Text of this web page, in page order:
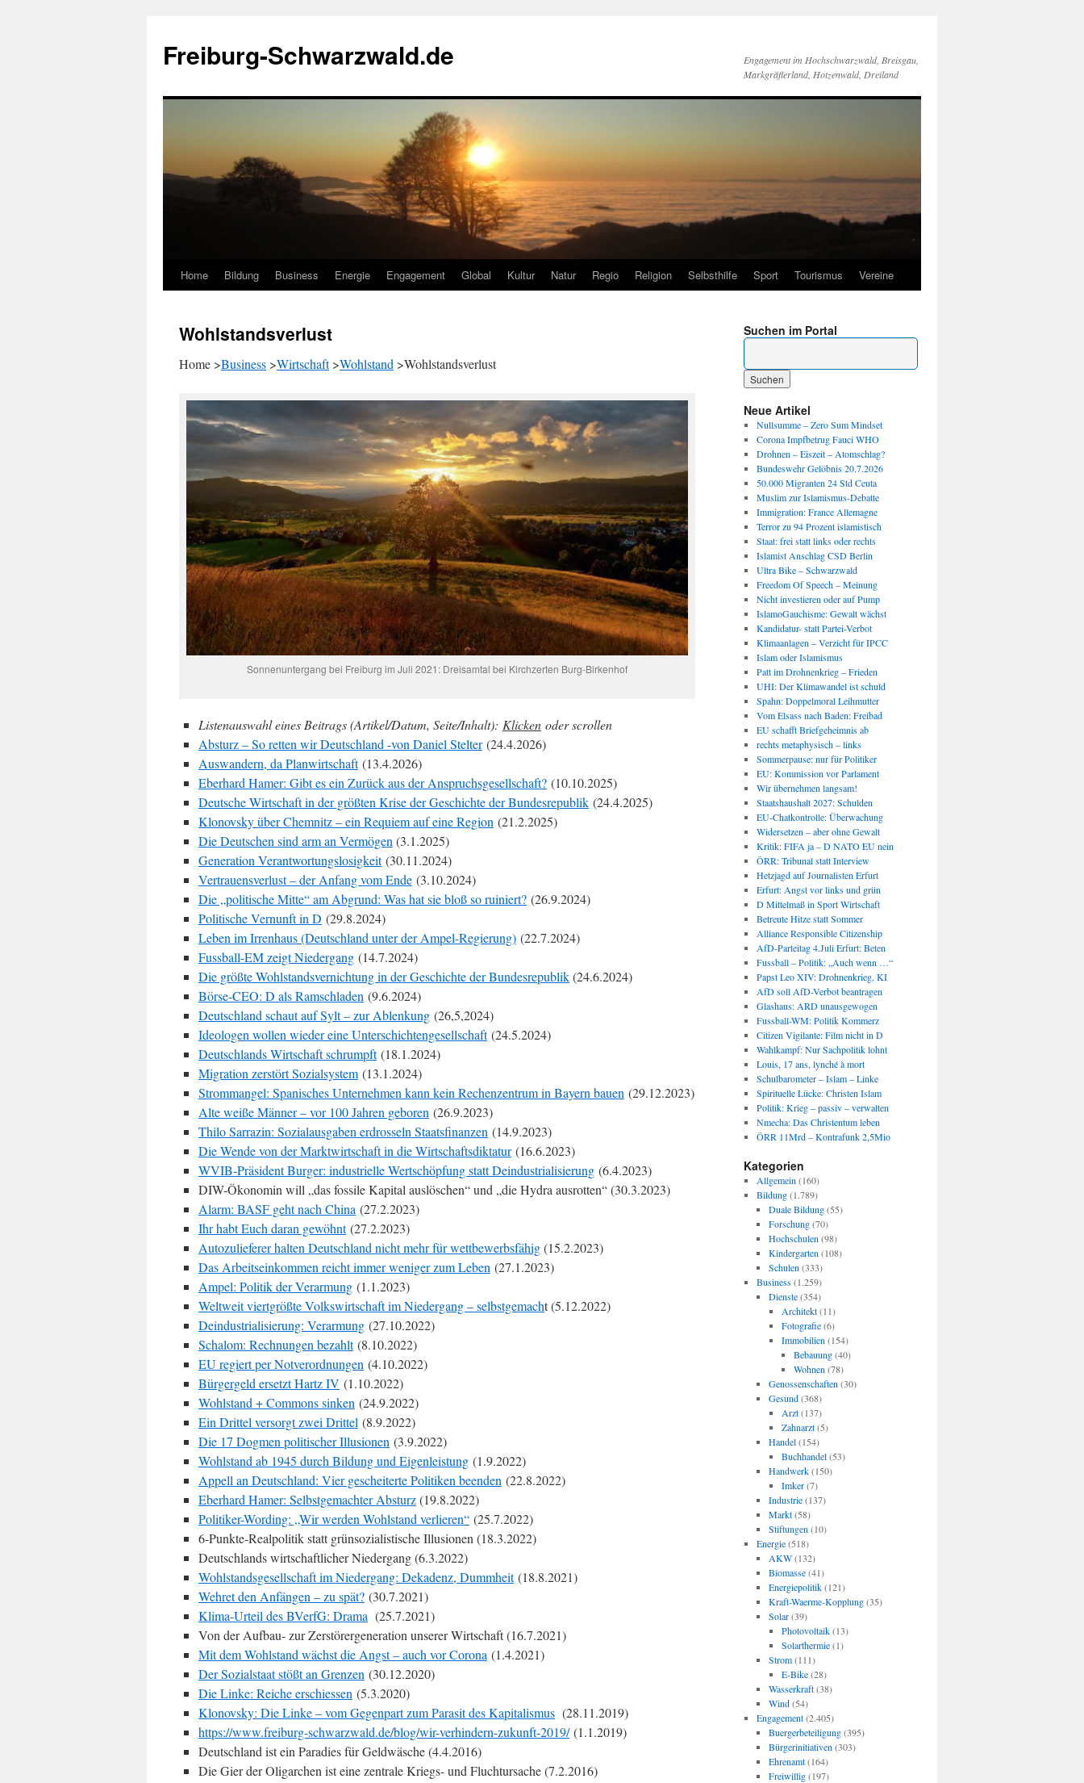
springen
Freiburg-Schwarzwald.de
Engagement im Hochschwarzwald, Breisgau,
Markgräflerland, Hotzenwald, Dreiland
Home Bildung Business Energie Engagement Global Kultur Natur Regio Religion Selbsthilfe Sport Tourismus Vereine
Wohlstandsverlust
Home >Business >Wirtschaft>Wohlstand >Wohlstandsverlust
Sonnenuntergang bei Freiburg im Juli 2021: Dreisamtal bei Kirchzerten Burg-Birkenhof
Listenauswahl eines Beitrags (Artikel/Datum, Seite/Inhalt): Klicken oder scrollen
Absturz – So retten wir Deutschland -von Daniel Stelter(24.4.2026)
Auswandern, da Planwirtschaft(13.4.2026)
Eberhard Hamer: Gibt es ein Zurück aus der Anspruchsgesellschaft? (10.10.2025)
Deutsche Wirtschaft in der größten Krise der Geschichte der Bundesrepublik (24.4.2025)
Klonovsky über Chemnitz – ein Requiem auf eine Region (21.2.2025)
Die Deutschen sind arm an Vermögen(3.1.2025)
Generation Verantwortungslosigkeit(30.11.2024)
Vertrauensverlust – der Anfang vom Ende (3.10.2024)
Die „politische Mitte“ am Abgrund: Was hat sie bloß so ruiniert? (26.9.2024)
Politische Vernunft in D (29.8.2024)
Leben im Irrenhaus (Deutschland unter der Ampel-Regierung) (22.7.2024)
Fussball-EM zeigt Niedergang (14.7.2024)
Die größte Wohlstandsvernichtung in der Geschichte der Bundesrepublik(24.6.2024)
Börse-CEO: D als Ramschladen (9.6.2024)
Deutschland schaut auf Sylt – zur Ablenkung (26,5,2024)
Ideologen wollen wieder eine Unterschichtengesellschaft(24.5.2024)
Deutschlands Wirtschaft schrumpft(18.1.2024)
Migration zerstört Sozialsystem(13.1.2024)
Strommangel: Spanisches Unternehmen kann kein Rechenzentrum in Bayern bauen (29.12.2023)
Alte weiße Männer – vor 100 Jahren geboren (26.9.2023)
Thilo Sarrazin: Sozialausgaben erdrosseln Staatsfinanzen (14.9.2023)
Die Wende von der Marktwirtschaft in die Wirtschaftsdiktatur(16.6.2023)
WVIB-Präsident Burger: industrielle Wertschöpfung statt Deindustrialisierung (6.4.2023)
DIW-Ökonomin will „das fossile Kapital auslöschen“ und „die Hydra ausrotten“ (30.3.2023)
Alarm: BASF geht nach China (27.2.2023)
Ihr habt Euch daran gewöhnt(27.2.2023)
Autozulieferer halten Deutschland nicht mehr für wettbewerbsfähig(15.2.2023)
Das Arbeitseinkommen reicht immer weniger zum Leben (27.1.2023)
Ampel: Politik der Verarmung (1.1.2023)
Weltweit viertgrößte Volkswirtschaft im Niedergang – selbstgemacht (5.12.2022)
Deindustrialisierung: Verarmung (27.10.2022)
Schalom: Rechnungen bezahlt(8.10.2022)
EU regiert per Notverordnungen (4.10.2022)
Bürgergeld ersetzt Hartz IV (1.10.2022)
Wohlstand + Commons sinken (24.9.2022)
Ein Drittel versorgt zwei Drittel (8.9.2022)
Die 17 Dogmen politischer Illusionen (3.9.2022)
Wohlstand ab 1945 durch Bildung und Eigenleistung (1.9.2022)
Appell an Deutschland: Vier gescheiterte Politiken beenden (22.8.2022)
Eberhard Hamer: Selbstgemachter Absturz(19.8.2022)
Politiker-Wording: „Wir werden Wohlstand verlieren“ (25.7.2022)
6-Punkte-Realpolitik statt grünsozialistische Illusionen (18.3.2022)
Deutschlands wirtschaftlicher Niedergang (6.3.2022)
Wohlstandsgesellschaft im Niedergang: Dekadenz, Dummheit(18.8.2021)
Wehret den Anfängen – zu spät? (30.7.2021)
Klima-Urteil des BVerfG: Drama (25.7.2021)
Von der Aufbau- zur Zerstörergeneration unserer Wirtschaft (16.7.2021)
Mit dem Wohlstand wächst die Angst – auch vor Corona (1.4.2021)
Der Sozialstaat stößt an Grenzen (30.12.2020)
Die Linke: Reiche erschiessen (5.3.2020)
Klonovsky: Die Linke – vom Gegenpart zum Parasit des Kapitalismus (28.11.2019)
https://www.freiburg-schwarzwald.de/blog/wir-verhindern-zukunft-2019/(1.1.2019)
Deutschland ist ein Paradies für Geldwäsche (4.4.2016)
Die Gier der Oligarchen ist eine zentrale Kriegs- und Fluchtursache (7.2.2016)
Suchen im Portal
Neue Artikel
Nullsumme – Zero Sum Mindset
Corona Impfbetrug Fauci WHO
Drohnen – Eiszeit – Atomschlag?
Bundeswehr Gelöbnis 20.7.2026
50.000 Migranten 24 Std Ceuta
Muslim zur Islamismus-Debatte
Immigration: France Allemagne
Terror zu 94 Prozent islamistisch
Staat: frei statt links oder rechts
Islamist Anschlag CSD Berlin
Ultra Bike – Schwarzwald
Freedom Of Speech – Meinung
Nicht investieren oder auf Pump
IslamoGauchisme: Gewalt wächst
Kandidatur- statt Partei-Verbot
Klimaanlagen – Verzicht für IPCC
Islam oder Islamismus
Patt im Drohnenkrieg – Frieden
UHI: Der Klimawandel ist schuld
Spahn: Doppelmoral Leihmutter
Vom Elsass nach Baden: Freibad
EU schafft Briefgeheimnis ab
rechts metaphysisch – links
Sommerpause: nur für Politiker
EU: Kommission vor Parlament
Wir übernehmen langsam!
Staatshaushalt 2027: Schulden
EU-Chatkontrolle: Überwachung
Widersetzen – aber ohne Gewalt
Kritik: FIFA ja – D NATO EU nein
ÖRR: Tribunal statt Interview
Hetzjagd auf Journalisten Erfurt
Erfurt: Angst vor links und grün
D Mittelmaß in Sport Wirtschaft
Betreute Hitze statt Sommer
Alliance Responsible Citizenship
AfD-Parteitag 4.Juli Erfurt: Beten
Fussball – Politik: „Auch wenn …“
Papst Leo XIV: Drohnenkrieg, KI
AfD soll AfD-Verbot beantragen
Glashaus: ARD unausgewogen
Fussball-WM: Politik Kommerz
Citizen Vigilante: Film nicht in D
Wahlkampf: Nur Sachpolitik lohnt
Louis, 17 ans, lynché à mort
Schulbarometer – Islam – Linke
Spirituelle Lücke: Christen Islam
Politik: Krieg – passiv – verwalten
Nmecha: Das Christentum leben
ÖRR 11Mrd – Kontrafunk 2,5Mio
Kategorien
Allgemein (160)
Bildung(1.789)
Duale Bildung(55)
Forschung(70)
Hochschulen (98)
Kindergarten (108)
Schulen (333)
Business(1.259)
Dienste(354)
Architekt(11)
Fotografie(6)
Immobilien (154)
Bebauung(40)
Wohnen (78)
Genossenschaften (30)
Gesund(368)
Arzt(137)
Zahnarzt(5)
Handel(154)
Buchhandel(53)
Handwerk(150)
Imker(7)
Industrie(137)
Markt(58)
Stiftungen (10)
Energie(518)
AKW(132)
Biomasse(41)
Energiepolitik(121)
Kraft-Waerme-Kopplung(35)
Solar(39)
Photovoltaik(13)
Solarthermie(1)
Strom(111)
E-Bike(28)
Wasserkraft(38)
Wind(54)
Engagement(2.405)
Buergerbeteiligung(395)
Bürgerinitiativen (303)
Ehrenamt(164)
Freiwillig(197)